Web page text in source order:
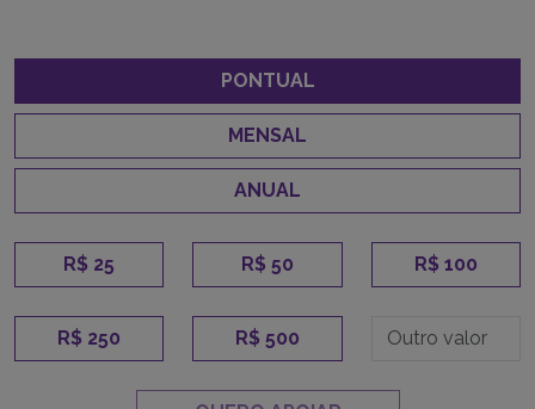
PONTUAL
MENSAL
ANUAL
R$ 25 R$ 50 R$ 100
R$ 250 R$ 500